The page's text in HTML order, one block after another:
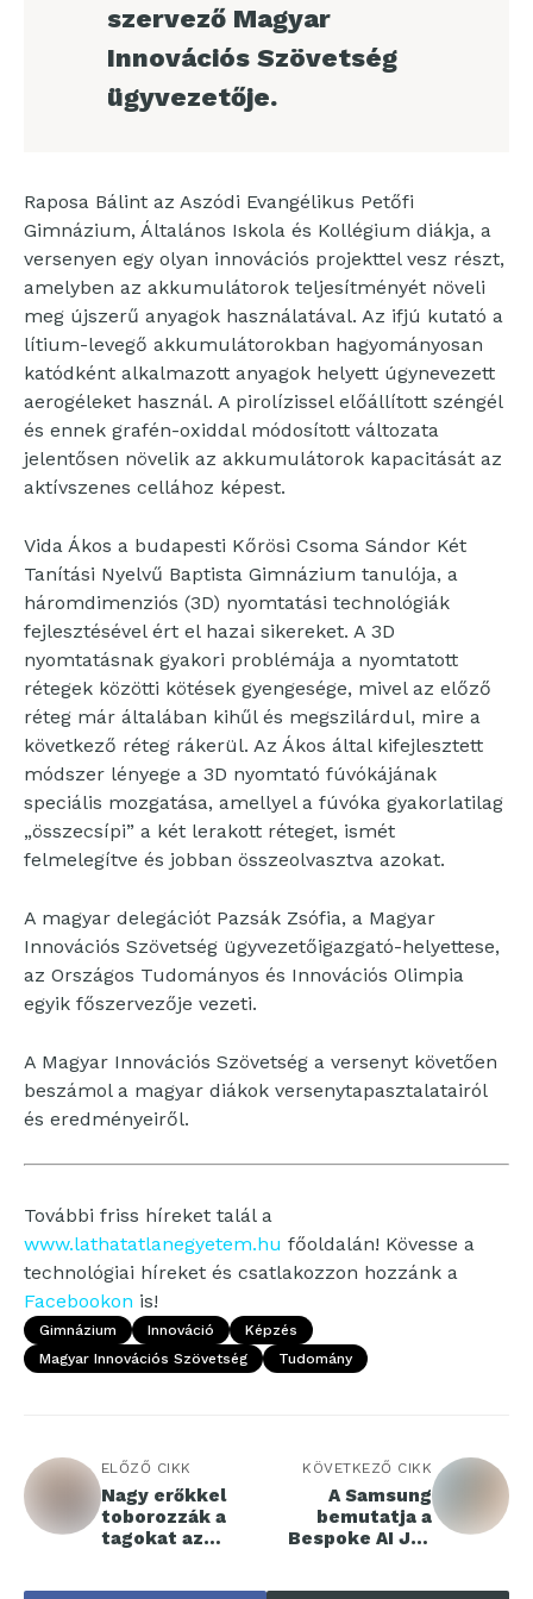
szervező Magyar
Innovációs Szövetség
ügyvezetője.
Raposa Bálint az Aszódi Evangélikus Petőfi
Gimnázium, Általános Iskola és Kollégium diákja, a
versenyen egy olyan innovációs projekttel vesz részt,
amelyben az akkumulátorok teljesítményét növeli
meg újszerű anyagok használatával. Az ifjú kutató a
lítium-levegő akkumulátorokban hagyományosan
katódként alkalmazott anyagok helyett úgynevezett
aerogéleket használ. A pirolízissel előállított széngél
és ennek grafén-oxiddal módosított változata
jelentősen növelik az akkumulátorok kapacitását az
aktívszenes cellához képest.
Vida Ákos a budapesti Kőrösi Csoma Sándor Két
Tanítási Nyelvű Baptista Gimnázium tanulója, a
háromdimenziós (3D) nyomtatási technológiák
fejlesztésével ért el hazai sikereket. A 3D
nyomtatásnak gyakori problémája a nyomtatott
rétegek közötti kötések gyengesége, mivel az előző
réteg már általában kihűl és megszilárdul, mire a
következő réteg rákerül. Az Ákos által kifejlesztett
módszer lényege a 3D nyomtató fúvókájának
speciális mozgatása, amellyel a fúvóka gyakorlatilag
„összecsípi” a két lerakott réteget, ismét
felmelegítve és jobban összeolvasztva azokat.
A magyar delegációt Pazsák Zsófia, a Magyar
Innovációs Szövetség ügyvezetőigazgató-helyettese,
az Országos Tudományos és Innovációs Olimpia
egyik főszervezője vezeti.
A Magyar Innovációs Szövetség a versenyt követően
beszámol a magyar diákok versenytapasztalatairól
és eredményeiről.
További friss híreket talál a
www.lathatatlanegyetem.hu főoldalán! Kövesse a
technológiai híreket és csatlakozzon hozzánk a
Facebookon is!
Gimnázium Innováció
Képzés
Magyar Innovációs Szövetség
Tudomány
ELŐZŐ CIKK
Nagy erőkkel
toborozzák a
tagokat az
KÖVETKEZŐ CIKK
A Samsung
bemutatja a
Bespoke AI Jet